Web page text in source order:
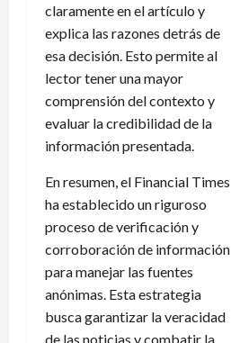
claramente en el artículo y
explica las razones detrás de
esa decisión. Esto permite al
lector tener una mayor
comprensión del contexto y
evaluar la credibilidad de la
información presentada.
En resumen, el Financial Times
ha establecido un riguroso
proceso de verificación y
corroboración de información
para manejar las fuentes
anónimas. Esta estrategia
busca garantizar la veracidad
de las noticias y combatir la